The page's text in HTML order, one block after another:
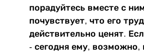
порадуйтесь вместе с
почувствует, что его труд
действительно ценят.
- сегодня ему, возможно,